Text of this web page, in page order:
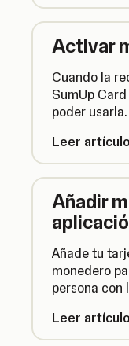
Activar
Cuando la
SumUp
poder
Leer artículo
Añadir
Añade tu
monedero
persona con
Leer artículo